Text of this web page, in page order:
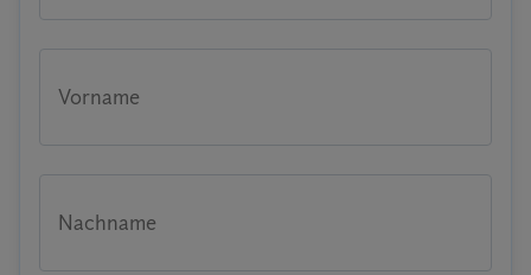
Vorname
Nachname